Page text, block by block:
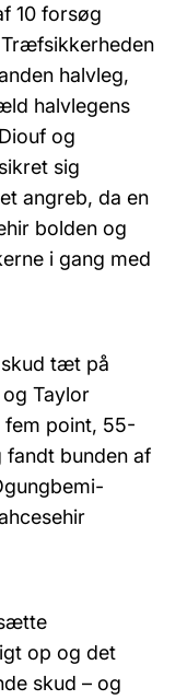
10 forsøg
halvleg,
halvlegens
og
sig
angreb, da en
bolden og
i gang med
tæt på
Taylor
point, 55-
fandt bunden af
op og det
skud – og